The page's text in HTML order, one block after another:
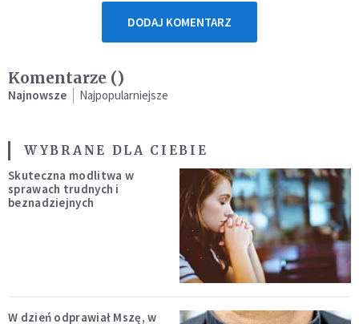
DODAJ KOMENTARZ
Komentarze ()
Najnowsze Najpopularniejsze
WYBRANE DLA CIEBIE
Skuteczna modlitwa w
sprawach trudnych i
beznadziejnych
W dzień odprawiał Mszę, w